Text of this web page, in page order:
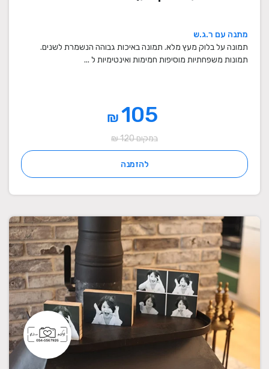
מתנה עם ר.ג.ש
תמונה על בלוק מעץ מלא. תמונה באיכות גבוהה הנשמרת לשנים.
תמונות משפחתיות מוסיפות חמימות ואינטימיות ל ...
₪
במקום 120 ₪
להזמנה